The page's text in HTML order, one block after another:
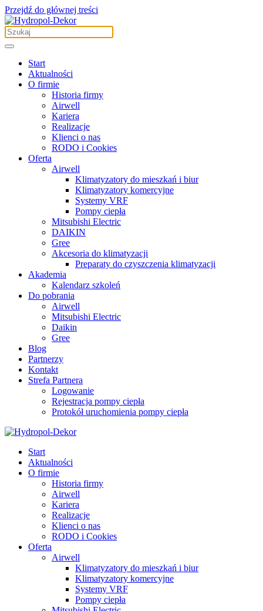
Przejdź do głównej treści
Start
Aktualności
O firmie
Historia firmy
Airwell
Kariera
Realizacje
Klienci o nas
RODO i Cookies
Oferta
Airwell
Klimatyzatory do mieszkań i biur
Klimatyzatory komercyjne
Systemy VRF
Pompy ciepła
Mitsubishi Electric
DAIKIN
Gree
Akcesoria do klimatyzacji
Preparaty do czyszczenia klimatyzacji
Akademia
Kalendarz szkoleń
Do pobrania
Airwell
Mitsubishi Electric
Daikin
Gree
Blog
Partnerzy
Kontakt
Strefa Partnera
Logowanie
Rejestracja pompy ciepła
Protokół uruchomienia pompy ciepła
Start
Aktualności
O firmie
Historia firmy
Airwell
Kariera
Realizacje
Klienci o nas
RODO i Cookies
Oferta
Airwell
Klimatyzatory do mieszkań i biur
Klimatyzatory komercyjne
Systemy VRF
Pompy ciepła